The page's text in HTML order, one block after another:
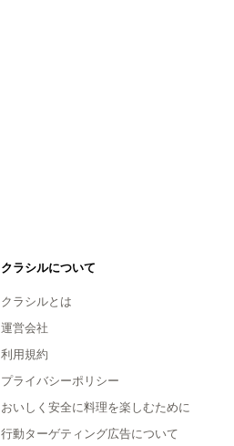
クラシルについて
クラシルとは
運営会社
利用規約
プライバシーポリシー
おいしく安全に料理を楽しむために
行動ターゲティング広告について